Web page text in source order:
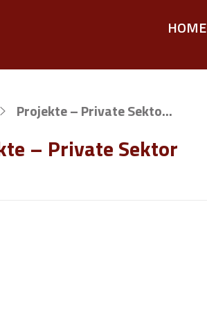
HOME
Projekte – Private Sekto...
– Private Sektor